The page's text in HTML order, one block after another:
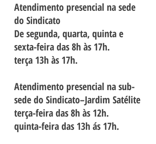
Atendimento presencial na sede
do Sindicato
De segunda, quarta, quinta e
sexta-feira das 8h às 17h.
terça 13h às 17h.
Atendimento presencial na sub-
sede do Sindicato–Jardim Satélite
terça-feira das 8h às 12h.
quinta-feira das 13h ás 17h.